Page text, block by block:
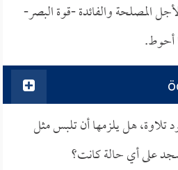
المصلحة والفائدة -قوة البصر-
أحوط.
تلاوة، هل يلزمها أن تلبس مثل
على أي حالة كانت؟